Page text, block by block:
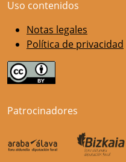
Uso contenidos
Notas legales
Política de privacidad
Patrocinadores